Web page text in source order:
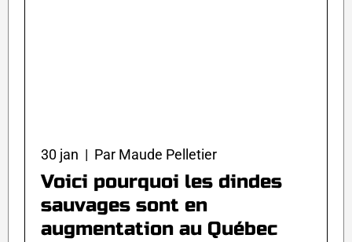
30 jan | Par Maude Pelletier
Voici pourquoi les dindes
sauvages sont en
augmentation au Québec